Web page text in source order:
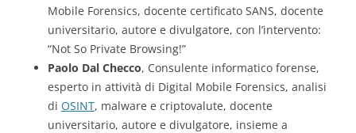
Mobile Forensics, docente certificato SANS, docente
universitario, autore e divulgatore, con l’intervento:
“Not So Private Browsing!”
Paolo Dal Checco, Consulente informatico forense,
esperto in attività di Digital Mobile Forensics, analisi
di OSINT, malware e criptovalute, docente
universitario, autore e divulgatore, insieme a